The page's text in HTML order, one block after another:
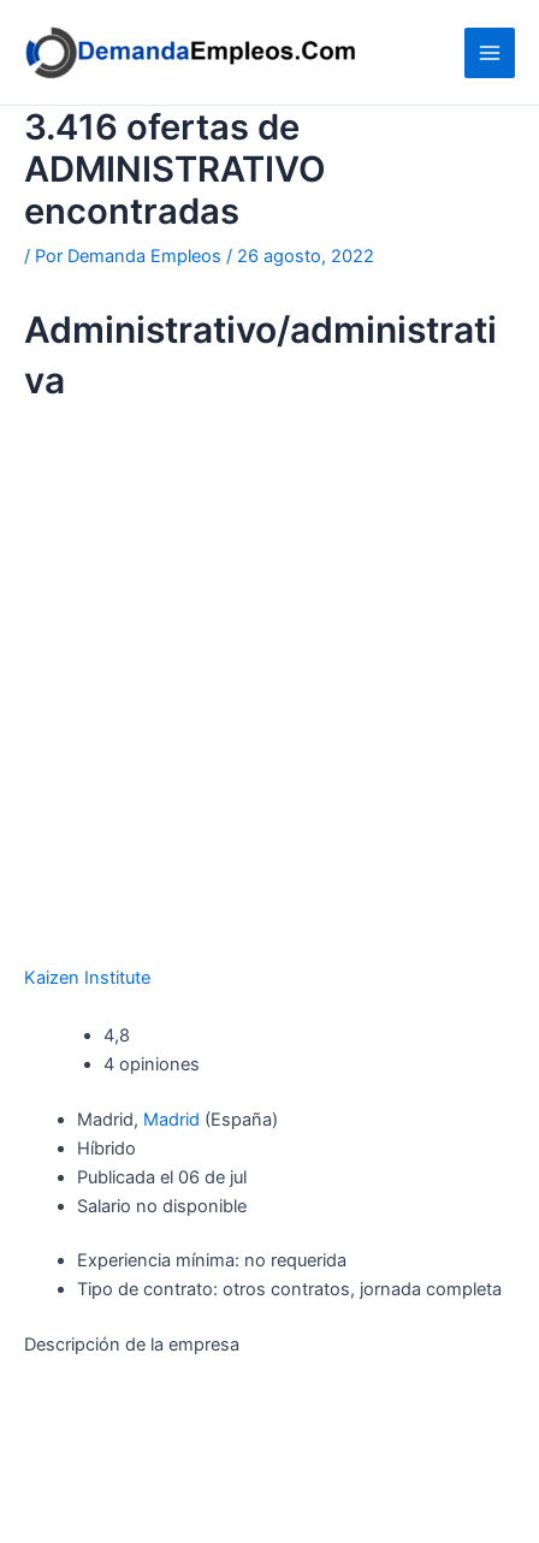
contenido
3.416 ofertas de
ADMINISTRATIVO
encontradas
/ Por Demanda Empleos / 26 agosto, 2022
Administrativo/administrati
va
Kaizen Institute
4,8
4 opiniones
Madrid, Madrid (España)
Híbrido
Publicada el 06 de jul
Salario no disponible
Experiencia mínima: no requerida
Tipo de contrato: otros contratos, jornada completa
Descripción de la empresa